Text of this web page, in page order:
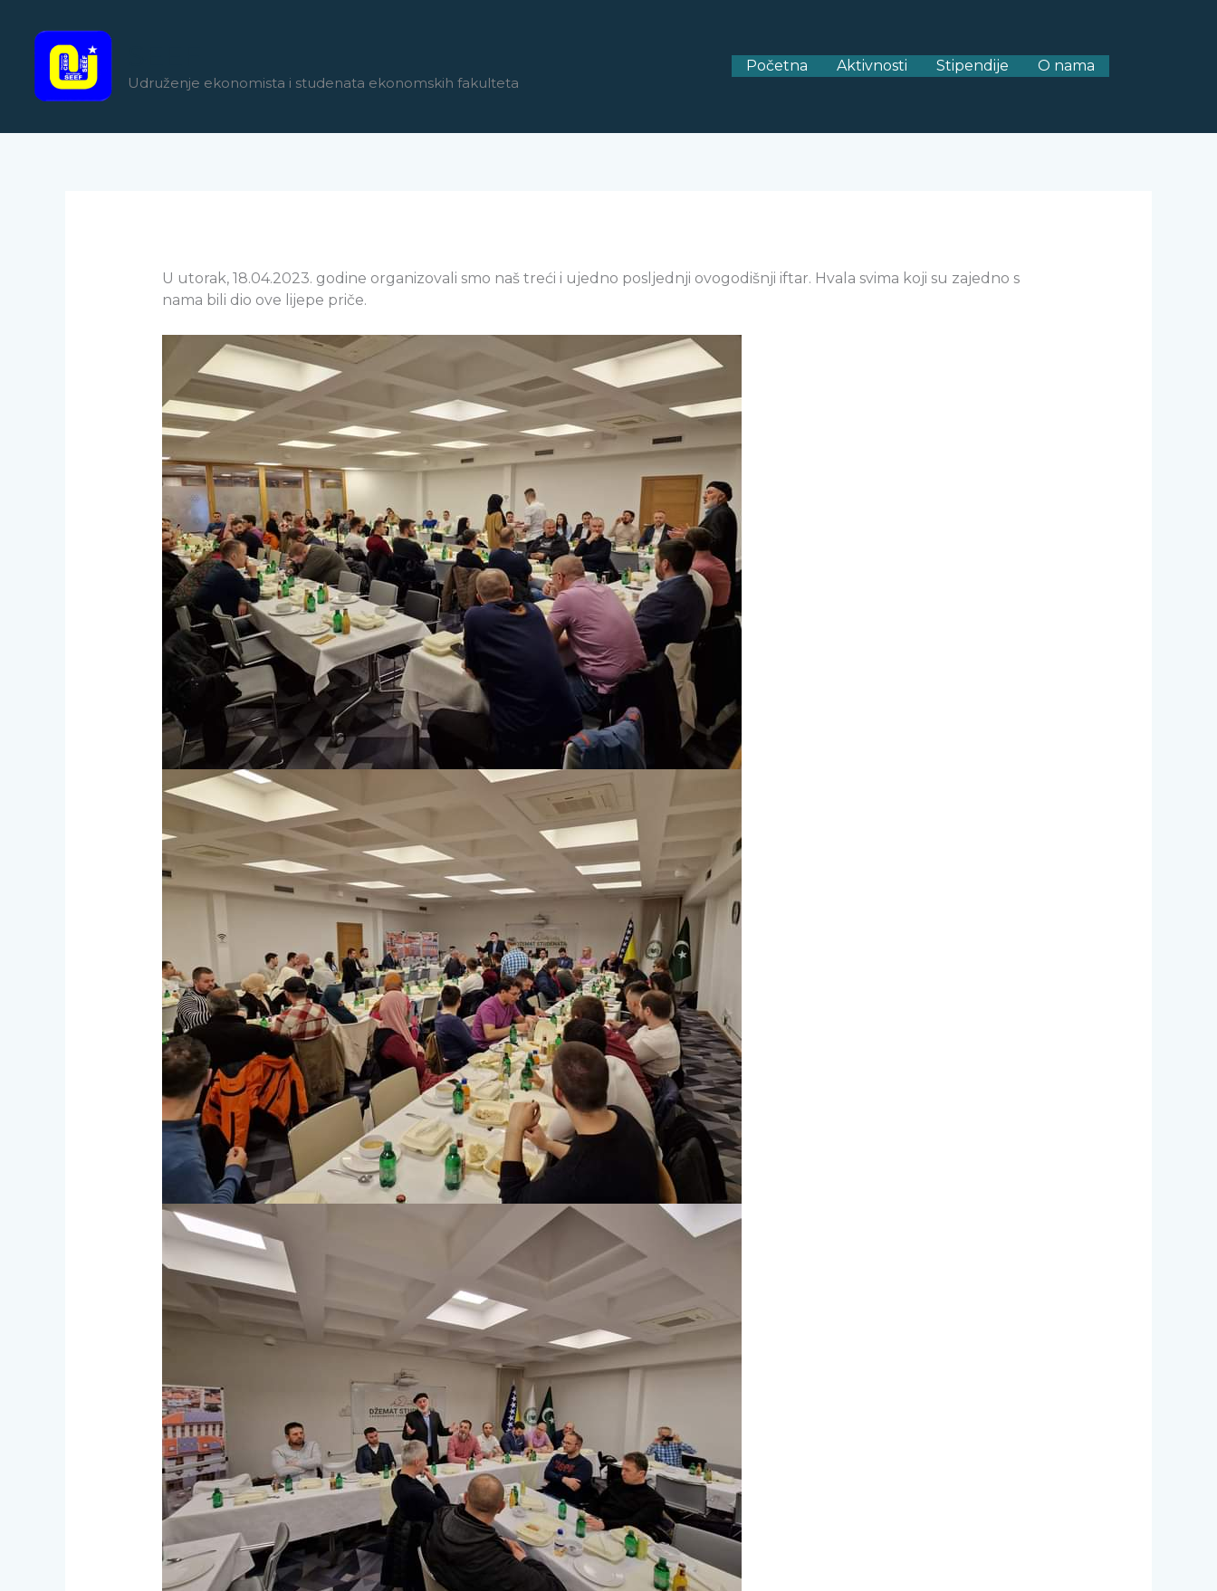
content
Udruženje ekonomista i studenata ekonomskih fakulteta
Početna Aktivnosti Stipendije O nama
U utorak, 18.04.2023. godine organizovali smo naš treći i ujedno posljednji ovogodišnji iftar. Hvala svima koji su zajedno s
nama bili dio ove lijepe priče.